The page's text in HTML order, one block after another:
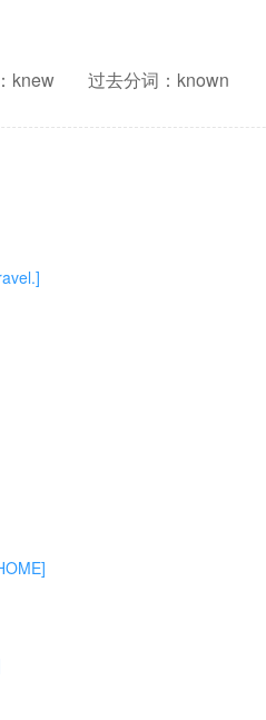
knew 过去分词：known